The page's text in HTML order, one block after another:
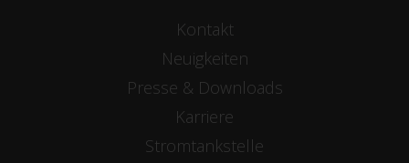
Kontakt
Neuigkeiten
Presse & Downloads
Karriere
Stromtankstelle